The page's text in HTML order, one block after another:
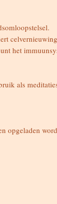
het
als
opgeladen